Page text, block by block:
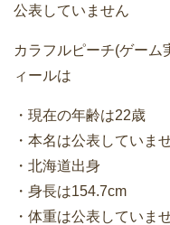
公表していません
カラフルピーチ(ゲーム
ィールは
・現在の年齢は22歳
・本名は公表していま
・北海道出身
・身長は154.7cm
・体重は公表していま